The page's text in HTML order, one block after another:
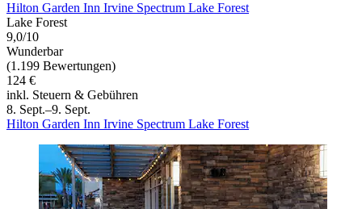
Hilton Garden Inn Irvine Spectrum Lake Forest
Lake Forest
9,0/10
Wunderbar
(1.199 Bewertungen)
124 €
inkl. Steuern & Gebühren
8. Sept.–9. Sept.
Hilton Garden Inn Irvine Spectrum Lake Forest